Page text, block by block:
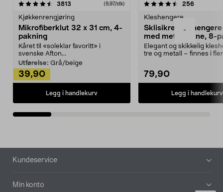
-
3813 anmeldelser(9,97/stk)
Kjøkkenrengjøring
Mikrofiberklut 32 x 31 cm, 4-
pakning
Kåret til «soleklar favoritt» i
svenske Afton...
Utførelse: Grå/beige
39,90
Legg i handlekurv
4.5av 5 stjerner 256
Kleshengere
Sklisikre
med metallpinne, 8-
Elegant og skikkelig
tre og metall – finnes i
79,90
Legg i handlekurv
4.5av 5 stjerner
Bunntekst
Kundeservice
Min konto